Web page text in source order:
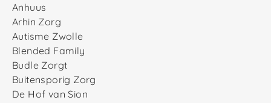
Anhuus
Arhin Zorg
Autisme Zwolle
Blended Family
Budle Zorgt
Buitensporig Zorg
De Hof van Sion